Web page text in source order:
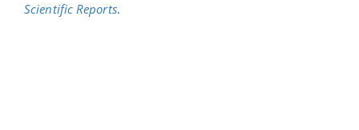
Scientific Reports.